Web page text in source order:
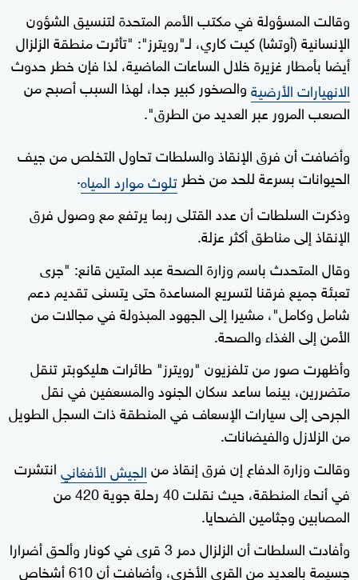
وقالت المسؤولة في مكتب الأمم المتحدة لتنسيق الشؤون
الإنسانية (أوتشا) كيت كاري، لـ"رويترز": "تأثرت منطقة الزلزال
أيضا بأمطار غزيرة خلال الساعات الماضية، لذا فإن خطر حدوث
الانهيارات الأرضيةوالصخور كبير جدا، لهذا السبب أصبح من
الصعب المرور عبر العديد من الطرق".
وأضافت أن فرق الإنقاذ والسلطات تحاول التخلص من جيف
الحيوانات بسرعة للحد من خطر تلوث موارد المياه.
وذكرت السلطات أن عدد القتلى ربما يرتفع مع وصول فرق
الإنقاذ إلى مناطق أكثر عزلة.
وقال المتحدث باسم وزارة الصحة عبد المتين قانع: "جرى
تعبئة جميع فرقنا لتسريع المساعدة حتى يتسنى تقديم دعم
شامل وكامل"، مشيرا إلى الجهود المبذولة في مجالات من
الأمن إلى الغذاء والصحة.
وأظهرت صور من تلفزيون "رويترز" طائرات هليكوبتر تنقل
متضررين، بينما ساعد سكان الجنود والمسعفين في نقل
الجرحى إلى سيارات الإسعاف في المنطقة ذات السجل الطويل
من الزلازل والفيضانات.
وقالت وزارة الدفاع إن فرق إنقاذ منالجيش الأفغانيانتشرت
في أنحاء المنطقة، حيث نقلت 40 رحلة جوية 420 من
المصابين وجثامين الضحايا.
وأفادت السلطات أن الزلزال دمر 3 قرى في كونار وألحق أضرارا
جسيمة بالعديد من القرى الأخرى، وأضافت أن 610 أشخاص